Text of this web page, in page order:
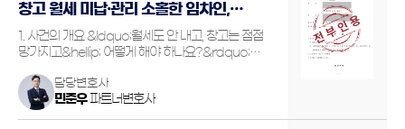
창고 월세 미납·관리 소홀한 임차인,
명도소송으로 강제 퇴거시킨 사례
1. 사건의 개요 &ldquo;월세도 안 내고, 창고는 점점
망가지고&hellip; 어떻게 해야 하나요?&rdquo;
임대해주었지만, A씨는 월세를 지속적으로 미납하고,
시설물 관리에도 무책임한 태도를 보였습니다. 처음에는
개선을 기대…
담당변호사
민준우파트너변호사